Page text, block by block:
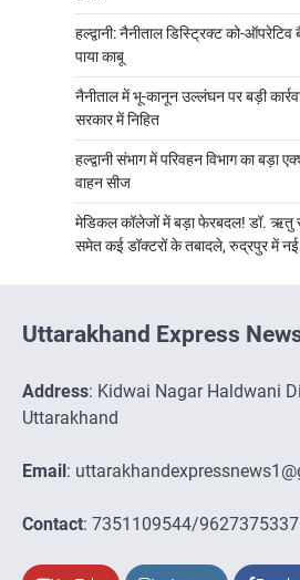
हल्द्वानी: नैनीताल डिस्ट्रिक्ट को-
पाया काबू
नैनीताल में भू-कानून उल्लंघन पर बड़ी
सरकार में निहित
हल्द्वानी संभाग में परिवहन विभाग का बड़ा
वाहन सीज
मेडिकल कॉलेजों में बड़ा फेरबदल! डॉ. ऋतु
समेत कई डॉक्टरों के तबादले, रुद्रपुर में नई
Uttarakhand Express
Address: Kidwai Nagar Haldwani
Uttarakhand
Email :
Contact: 7351109544/9627375337